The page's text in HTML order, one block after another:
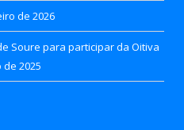
de 2026
Soure para participar da Oitiva
2025